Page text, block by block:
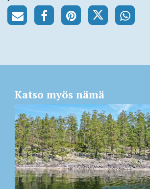
Katso myös nämä